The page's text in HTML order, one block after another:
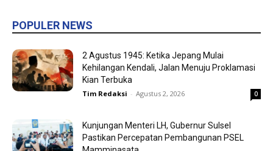
POPULER NEWS
2 Agustus 1945: Ketika Jepang Mulai
Kehilangan Kendali, Jalan Menuju Proklamasi
Kian Terbuka
Tim Redaksi - Agustus 2, 2026 0
Kunjungan Menteri LH, Gubernur Sulsel
Pastikan Percepatan Pembangunan PSEL